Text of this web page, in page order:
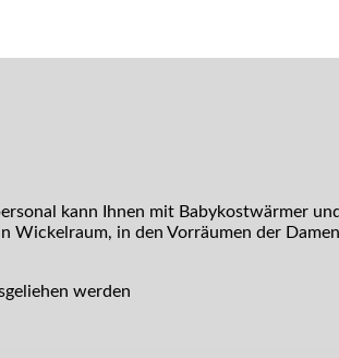
kann Ihnen mit Babykostwärmer
Wickelraum, in den Vorräumen der
werden